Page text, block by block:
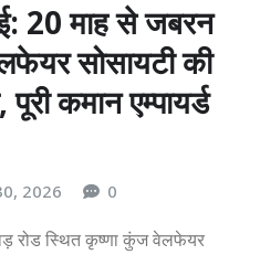
20 माह से जबरन
सोसायटी की
कमान एम्पायर्ड
2026 0
रोड स्थित कृष्णा कुंज वेलफेयर